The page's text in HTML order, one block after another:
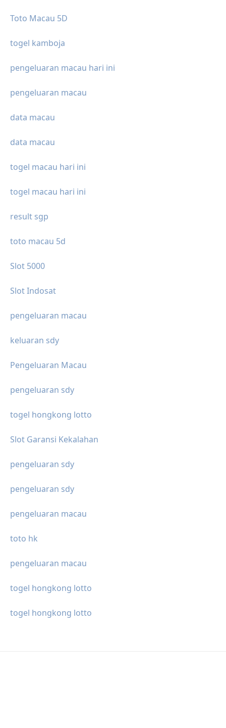
Toto Macau 5D
togel kamboja
pengeluaran macau hari ini
pengeluaran macau
data macau
data macau
togel macau hari ini
togel macau hari ini
result sgp
toto macau 5d
Slot 5000
Slot Indosat
pengeluaran macau
keluaran sdy
Pengeluaran Macau
pengeluaran sdy
togel hongkong lotto
Slot Garansi Kekalahan
pengeluaran sdy
pengeluaran sdy
pengeluaran macau
toto hk
pengeluaran macau
togel hongkong lotto
togel hongkong lotto